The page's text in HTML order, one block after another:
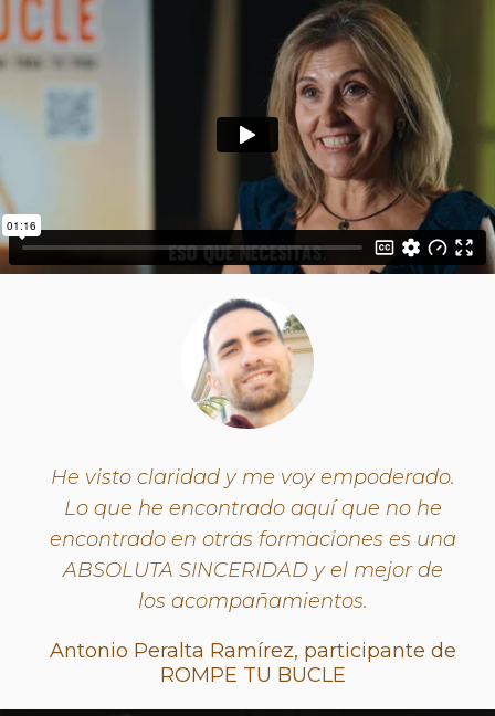
He visto claridad y me voy empoderado.
Lo que he encontrado aquí que no he
encontrado en otras formaciones es una
ABSOLUTA SINCERIDAD y el mejor de
los acompañamientos.
Antonio Peralta Ramírez, participante de
ROMPE TU BUCLE